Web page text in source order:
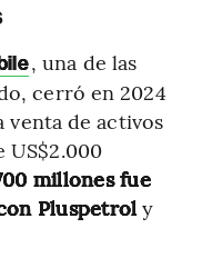
, una de las
cerró en 2024
venta de activos
US$2.000
millones fue
Pluspetrol y